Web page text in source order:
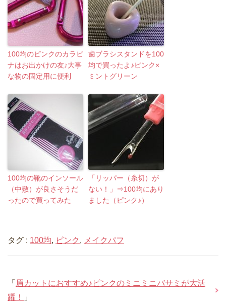
100均のピンクのカラビ
ナはお出かけの友♪大事
な物の固定用に便利
歯ブラシスタンドを100
均で買ったよ♪ピンク×
ミントグリーン
100均の靴のインソール
（中敷）が良さそうだ
ったので買ってみた
「リッパー（糸切）が
ない！」⇒100均にあり
ました（ピンク♪）
タグ : 100均, ピンク , メイクパフ
「 眉カットにおすすめ♪ピンクのミニミニバサミが大活
躍！
」